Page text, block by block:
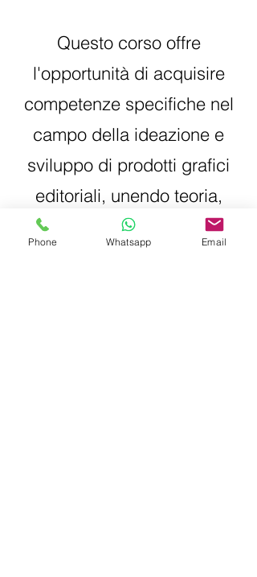
Questo corso offre
l'opportunità di acquisire
competenze specifiche nel
campo della ideazione e
sviluppo di prodotti grafici
editoriali, unendo teoria,
progettazione e uso dei
Phone Whatsapp Email